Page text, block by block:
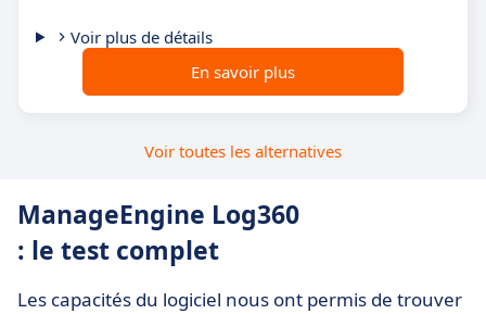
Voir plus de détails
En savoir plus
Voir toutes les alternatives
ManageEngine Log360
: le test complet
Les capacités du logiciel nous ont permis de trouver